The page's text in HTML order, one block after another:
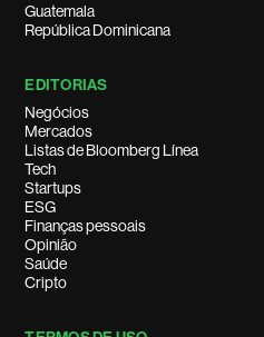
Guatemala
República Dominicana
EDITORIAS
Negócios
Mercados
Listas de Bloomberg Línea
Tech
Startups
ESG
Finanças pessoais
Opinião
Saúde
Cripto